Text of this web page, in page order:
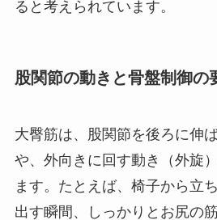
ると考えられています。
股関節の動きと骨盤制御の
大臀筋は、股関節を後ろに伸
や、外向きに回す動き（外旋
ます。たとえば、椅子から立
出す瞬間、しっかりとお尻の